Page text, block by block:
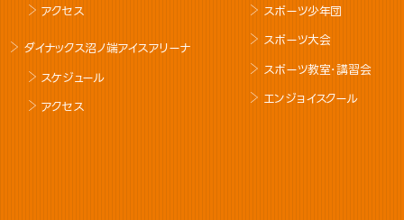
アクセス
ダイナックス沼ノ端アイスアリーナ
スケジュール
アクセス
スポーツ少年団
スポーツ大会
スポーツ教室･講習会
エンジョイスクール